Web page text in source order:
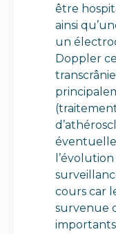
être
ainsi
un
Doppler
cours car
survenue